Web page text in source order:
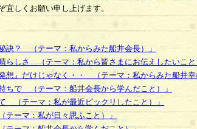
しくお願い申し上げます。
訣？ （テーマ：私からみた船井会長）」
らしさ （テーマ：私から皆さまにお伝えしたいこと
想』だけじゃなく・・ （テーマ：私からみた船井幸
ちで （テーマ：船井会長から学んだこと）」
（テーマ：私が最近ビックリしたこと）」
テーマ：私が日々思ふこと）」